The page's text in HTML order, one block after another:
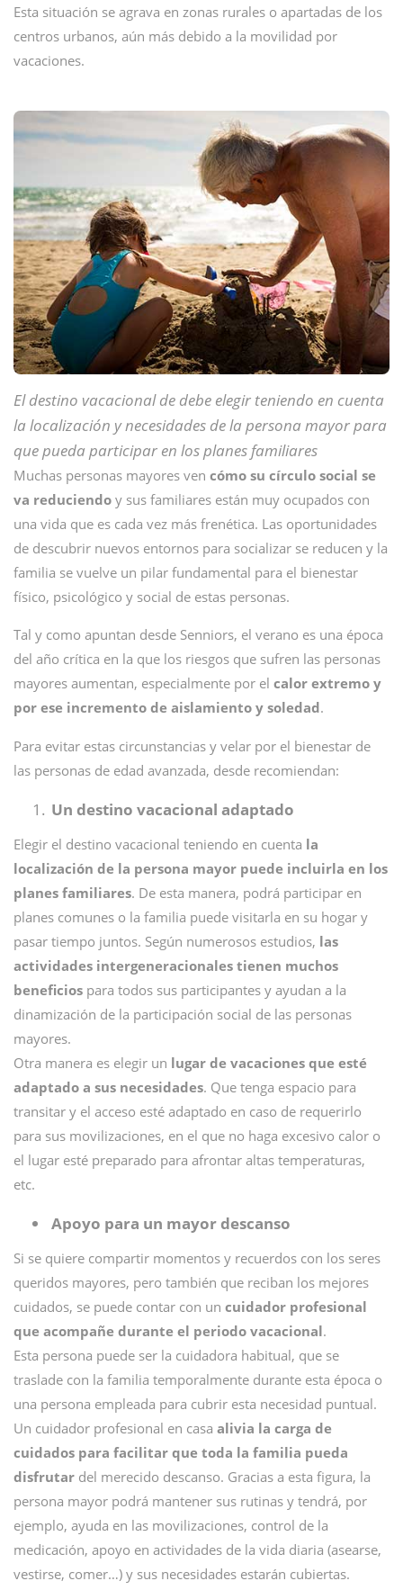
Esta situación se agrava en zonas rurales o apartadas de los
centros urbanos, aún más debido a la movilidad por
vacaciones.
El destino vacacional de debe elegir teniendo en cuenta
la localización y necesidades de la persona mayor para
que pueda participar en los planes familiares
Muchas personas mayores ven cómo su círculo social se
va reduciendo y sus familiares están muy ocupados con
una vida que es cada vez más frenética. Las oportunidades
de descubrir nuevos entornos para socializar se reducen y la
familia se vuelve un pilar fundamental para el bienestar
físico, psicológico y social de estas personas.
Tal y como apuntan desde Senniors, el verano es una época
del año crítica en la que los riesgos que sufren las personas
mayores aumentan, especialmente por el calor extremo y
por ese incremento de aislamiento y soledad.
Para evitar estas circunstancias y velar por el bienestar de
las personas de edad avanzada, desde recomiendan:
Un destino vacacional adaptado
Elegir el destino vacacional teniendo en cuenta la
localización de la persona mayor puede incluirla en los
planes familiares. De esta manera, podrá participar en
planes comunes o la familia puede visitarla en su hogar y
pasar tiempo juntos. Según numerosos estudios, las
actividades intergeneracionales tienen muchos
beneficios para todos sus participantes y ayudan a la
dinamización de la participación social de las personas
mayores.
Otra manera es elegir un lugar de vacaciones que esté
adaptado a sus necesidades. Que tenga espacio para
transitar y el acceso esté adaptado en caso de requerirlo
para sus movilizaciones, en el que no haga excesivo calor o
el lugar esté preparado para afrontar altas temperaturas,
etc.
Apoyo para un mayor descanso
Si se quiere compartir momentos y recuerdos con los seres
queridos mayores, pero también que reciban los mejores
cuidados, se puede contar con un cuidador profesional
que acompañe durante el periodo vacacional.
Esta persona puede ser la cuidadora habitual, que se
traslade con la familia temporalmente durante esta época o
una persona empleada para cubrir esta necesidad puntual.
Un cuidador profesional en casa alivia la carga de
cuidados para facilitar que toda la familia pueda
disfrutar del merecido descanso. Gracias a esta figura, la
persona mayor podrá mantener sus rutinas y tendrá, por
ejemplo, ayuda en las movilizaciones, control de la
medicación, apoyo en actividades de la vida diaria (asearse,
vestirse, comer…) y sus necesidades estarán cubiertas.